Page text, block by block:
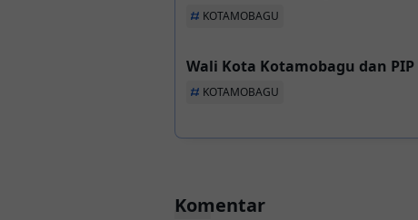
KOTAMOBAGU
Wali Kota Kotamobagu dan
KOTAMOBAGU
Komentar